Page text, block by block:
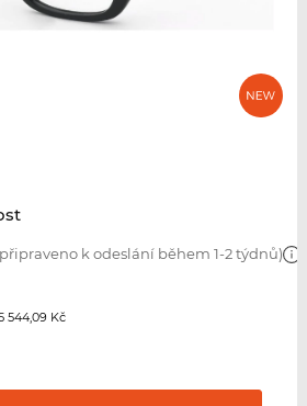
k odeslání během 1-2 týdnů)
544,09 Kč